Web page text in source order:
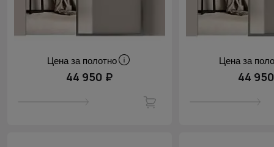
Цена за полотно
44 950 ₽
Цена за
44